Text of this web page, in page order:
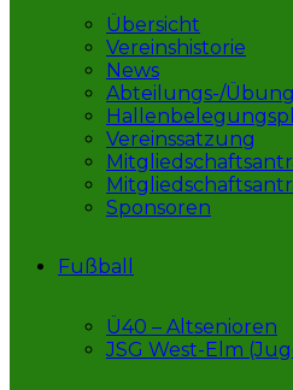
Übersicht
Vereinshistorie
News
Abteilungs-/
Vereinssatzung
Sponsoren
Fußball
Ü40 – Altsenioren
JSG West-Elm